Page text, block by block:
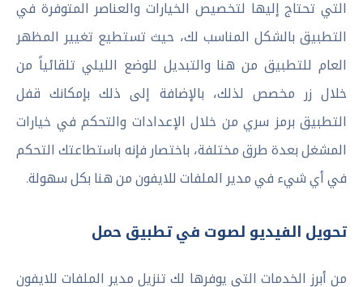
التي تحتاج إليها لتخصيص الخيارات والعناصر المتوفرة في
التطبيق بالشكل المناسب لك، حيث تستطيع تغيير المظهر
العام للتطبيق من هنا والتبديل للوضع الليلي تلقائياً من
خلال زر مخصص لذلك، بالإضافة إلى ذلك بإمكانك قفل
التطبيق برمز سري من خلال الإعدادات والتحكم في خيارات
المشغل بعدة طرق مختلفة، باختصار فإنه باستطاعتك التحكم
في أي شيء في مدير الملفات للايفون من هنا بكل سهولة.
تحويل الفيديو لصوت في تطبيق حمل
من أبرز الخدمات التي يوفرها لك تنزيل مدير الملفات للايفون